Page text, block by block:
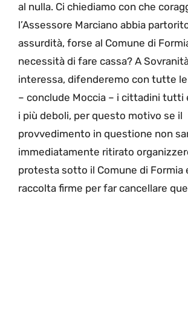
al nulla. Ci chiediamo con che
l’Assessore Marciano abbia
assurdità, forse al Comune di
necessità di fare cassa? A
interessa, difenderemo con tutte
– conclude Moccia – i cittadini
i più deboli, per questo motivo se il
provvedimento in questione non
immediatamente ritirato
protesta sotto il Comune di Formia
raccolta firme per far cancellare